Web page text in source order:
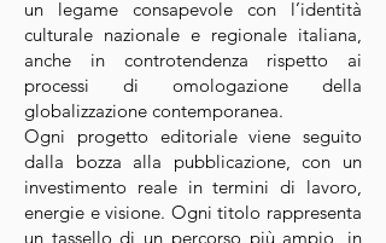
un legame consapevole con l’identità
culturale nazionale e regionale italiana,
anche in controtendenza rispetto ai
processi di omologazione della
globalizzazione contemporanea.
Ogni progetto editoriale viene seguito
dalla bozza alla pubblicazione, con un
investimento reale in termini di lavoro,
energie e visione. Ogni titolo rappresenta
un tassello di un percorso più ampio, in